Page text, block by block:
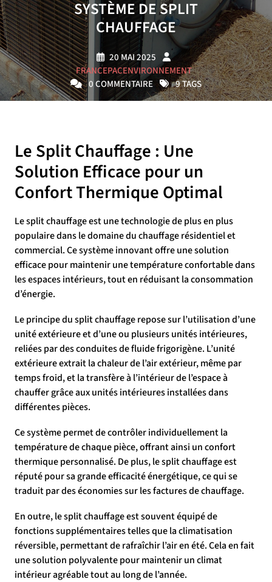
SYSTÈME DE SPLIT
CHAUFFAGE
20 MAI 2025
FRANCEPACENVIRONNEMENT
0 COMMENTAIRE
9 TAGS
Le Split Chauffage : Une
Solution Efficace pour un
Confort Thermique Optimal
Le split chauffage est une technologie de plus en plus
populaire dans le domaine du chauffage résidentiel et
commercial. Ce système innovant offre une solution
efficace pour maintenir une température confortable dans
les espaces intérieurs, tout en réduisant la consommation
d’énergie.
Le principe du split chauffage repose sur l’utilisation d’une
unité extérieure et d’une ou plusieurs unités intérieures,
reliées par des conduites de fluide frigorigène. L’unité
extérieure extrait la chaleur de l’air extérieur, même par
temps froid, et la transfère à l’intérieur de l’espace à
chauffer grâce aux unités intérieures installées dans
différentes pièces.
Ce système permet de contrôler individuellement la
température de chaque pièce, offrant ainsi un confort
thermique personnalisé. De plus, le split chauffage est
réputé pour sa grande efficacité énergétique, ce qui se
traduit par des économies sur les factures de chauffage.
En outre, le split chauffage est souvent équipé de
fonctions supplémentaires telles que la climatisation
réversible, permettant de rafraîchir l’air en été. Cela en fait
une solution polyvalente pour maintenir un climat
intérieur agréable tout au long de l’année.